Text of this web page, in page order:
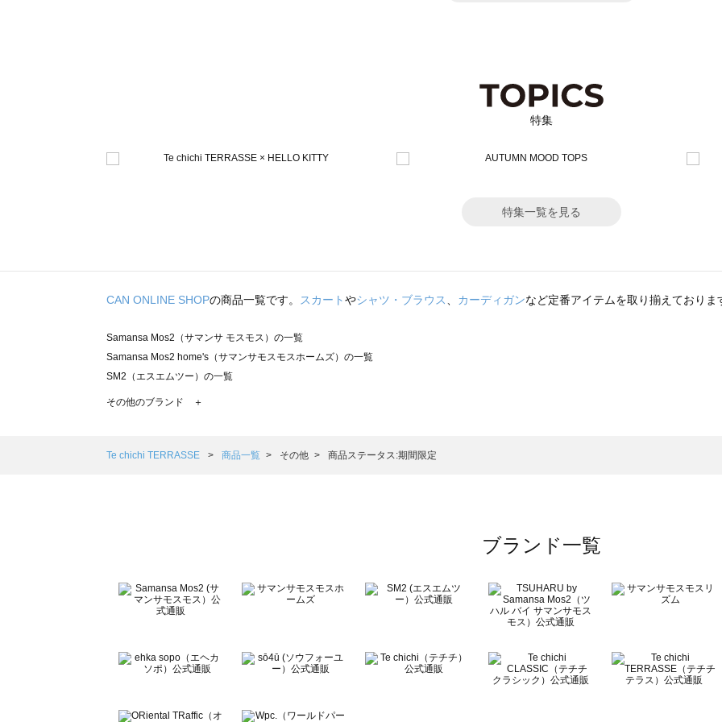
特集
特集一覧を見る
CAN ONLINE SHOPの商品一覧です。 スカートやシャツ・ブラウス、 カーディガンなど定番アイテムを取り揃えておりま
Samansa Mos2（サマンサ モスモス）の一覧
Samansa Mos2 home's（サマンサモスモスホームズ）の一覧
SM2（エスエムツー）の一覧
TSUHARU by Samansa Mos2（ツハルバイサマンサモスモス）の一覧
Samansa Mos2 Lagom（サマンサモスモス ラーゴム）の一覧
BETTY'S BLUE（べティーズブルー）の一覧
Wpc.（ワールドパーティー）の一覧
その他のブランド ＋
Te chichi TERRASSE 商品一覧 その他 商品ステータス:期間限定
ブランド一覧